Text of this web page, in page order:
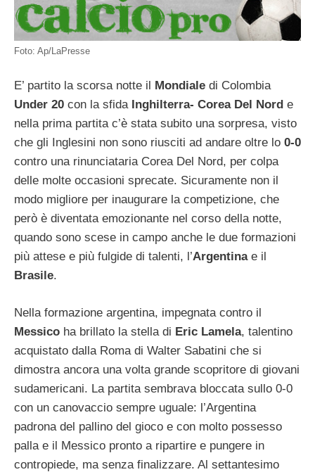
Foto: Ap/LaPresse
E’ partito la scorsa notte il Mondiale di Colombia
Under 20 con la sfida Inghilterra- Corea Del Nord e
nella prima partita c’è stata subito una sorpresa, visto
che gli Inglesini non sono riusciti ad andare oltre lo 0-0
contro una rinunciataria Corea Del Nord, per colpa
delle molte occasioni sprecate. Sicuramente non il
modo migliore per inaugurare la competizione, che
però è diventata emozionante nel corso della notte,
quando sono scese in campo anche le due formazioni
più attese e più fulgide di talenti, l’Argentinae il
Brasile.
Nella formazione argentina, impegnata contro il
Messico ha brillato la stella di Eric Lamela, talentino
acquistato dalla Roma di Walter Sabatini che si
dimostra ancora una volta grande scopritore di giovani
sudamericani. La partita sembrava bloccata sullo 0-0
con un canovaccio sempre uguale: l’Argentina
padrona del pallino del gioco e con molto possesso
palla e il Messico pronto a ripartire e pungere in
contropiede, ma senza finalizzare. Al settantesimo